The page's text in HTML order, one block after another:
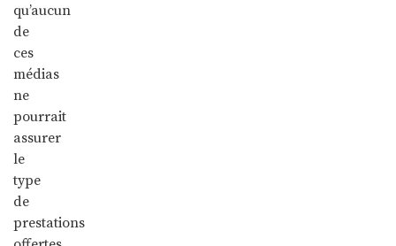
qu’aucun
de
ces
médias
ne
pourrait
assurer
le
type
de
prestations